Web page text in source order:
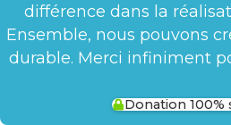
différence dans la
Ensemble, nous pouvons
durable. Merci infiniment
Donation 100%